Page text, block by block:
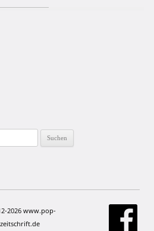
2026 www.pop-
zeitschrift.de